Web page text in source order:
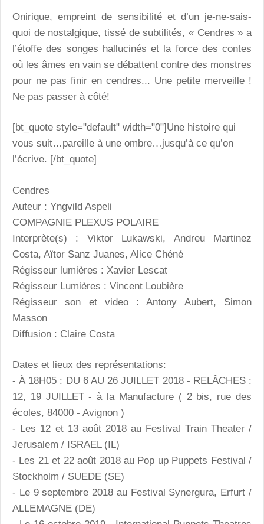
Onirique, empreint de sensibilité et d’un je-ne-sais-
quoi de nostalgique, tissé de subtilités, « Cendres » a
l’étoffe des songes hallucinés et la force des contes
où les âmes en vain se débattent contre des monstres
pour ne pas finir en cendres... Une petite merveille !
Ne pas passer à côté!
[bt_quote style="default" width="0"]Une histoire qui
vous suit…pareille à une ombre…jusqu’à ce qu’on
l’écrive. [/bt_quote]
Cendres
Auteur : Yngvild Aspeli
COMPAGNIE PLEXUS POLAIRE
Interprète(s) : Viktor Lukawski, Andreu Martinez
Costa, Aïtor Sanz Juanes, Alice Chéné
Régisseur lumières : Xavier Lescat
Régisseur Lumières : Vincent Loubière
Régisseur son et video : Antony Aubert, Simon
Masson
Diffusion : Claire Costa
Dates et lieux des représentations:
- À 18H05 : DU 6 AU 26 JUILLET 2018 - RELÂCHES :
12, 19 JUILLET - à la Manufacture ( 2 bis, rue des
écoles, 84000 - Avignon )
- Les 12 et 13 août 2018 au Festival Train Theater /
Jerusalem / ISRAEL (IL)
- Les 21 et 22 août 2018 au Pop up Puppets Festival /
Stockholm / SUEDE (SE)
- Le 9 septembre 2018 au Festival Synergura, Erfurt /
ALLEMAGNE (DE)